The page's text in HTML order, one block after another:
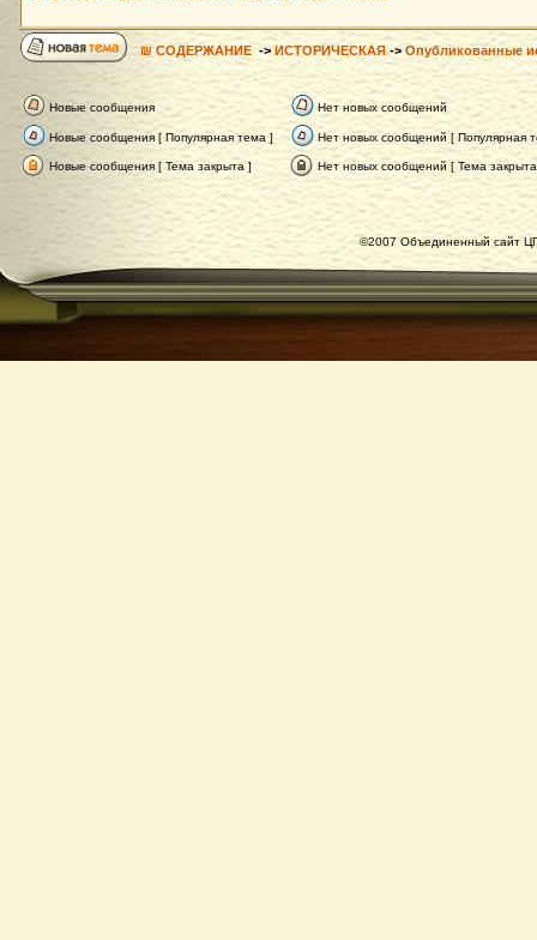
₪ СОДЕРЖАНИЕ -> ИСТОРИЧЕСКАЯ-> Опубликованные
Новые сообщения Нет новых сообщений
Новые сообщения [ Популярная тема ] Нет новых сообщений [ Популярная
Новые сообщения [ Тема закрыта ] Нет новых сообщений [ Тема
©2007 Объединенный сайт